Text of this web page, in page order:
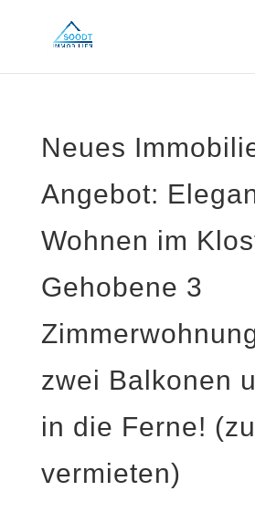
Neues
Angebot:
Wohnen im
Gehobene 3
zwei Balkonen
in die Ferne! (zu
vermieten)